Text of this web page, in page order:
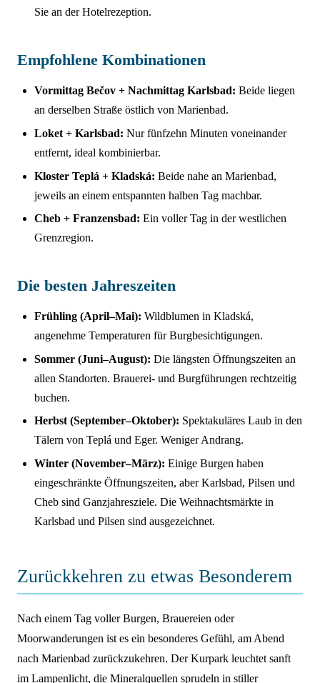
Sie an der Hotelrezeption.
Empfohlene Kombinationen
Vormittag Bečov + Nachmittag Karlsbad: Beide liegen
an derselben Straße östlich von Marienbad.
Loket + Karlsbad: Nur fünfzehn Minuten voneinander
entfernt, ideal kombinierbar.
Kloster Teplá + Kladská: Beide nahe an Marienbad,
jeweils an einem entspannten halben Tag machbar.
Cheb + Franzensbad: Ein voller Tag in der westlichen
Grenzregion.
Die besten Jahreszeiten
Frühling (April–Mai): Wildblumen in Kladská,
angenehme Temperaturen für Burgbesichtigungen.
Sommer (Juni–August): Die längsten Öffnungszeiten an
allen Standorten. Brauerei- und Burgführungen rechtzeitig
buchen.
Herbst (September–Oktober): Spektakuläres Laub in den
Tälern von Teplá und Eger. Weniger Andrang.
Winter (November–März): Einige Burgen haben
eingeschränkte Öffnungszeiten, aber Karlsbad, Pilsen und
Cheb sind Ganzjahresziele. Die Weihnachtsmärkte in
Karlsbad und Pilsen sind ausgezeichnet.
Zurückkehren zu etwas Besonderem
Nach einem Tag voller Burgen, Brauereien oder
Moorwanderungen ist es ein besonderes Gefühl, am Abend
nach Marienbad zurückzukehren. Der Kurpark leuchtet sanft
im Lampenlicht, die Mineralquellen sprudeln in stiller